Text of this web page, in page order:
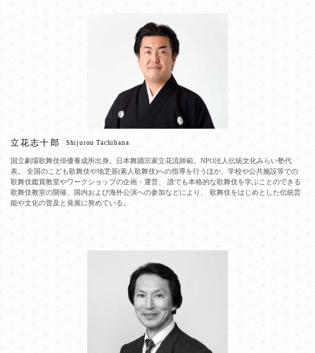
立花志十郎 Shijurou Tachibana
国立劇場歌舞伎俳優養成所出身。日本舞踊宗家立花流師範。NPO法人伝統文化みらい塾代
表。 全国のこども歌舞伎や地芝居(素人歌舞伎)への指導を行うほか、学校や公共施設等での
歌舞伎鑑賞教室やワークショップの企画・運営、 誰でも本格的な歌舞伎を学ぶことのできる
歌舞伎教室の開催、国内および海外公演への参加などにより、 歌舞伎をはじめとした伝統芸
能や文化の普及と発展に努めている。